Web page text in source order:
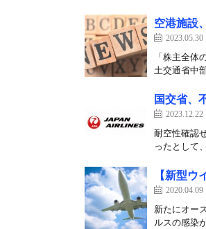
空港施設
2023.05.30
「株主全
土交通省中
国交省、
2023.12.22
耐空性確認
ったとして
【新型
2020.04.09
新たにオー
ルスの感染